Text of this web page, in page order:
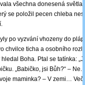
všechna donesená
se položil pecen chleba
po vyzvání vhozeny do
chvilce ticha a osobního
Boha. Ptal se tatínka:
„Babičko, jsi Bůh?“ – Ne.
maminka? – V zemi…